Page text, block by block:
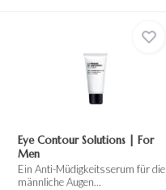
Eye Contour Solutions | For
Men
Ein Anti-Müdigkeitsserum für die
männliche Augen...